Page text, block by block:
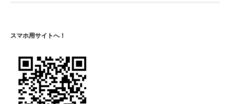
シ
ョ
ン
スマホ用サイトへ！